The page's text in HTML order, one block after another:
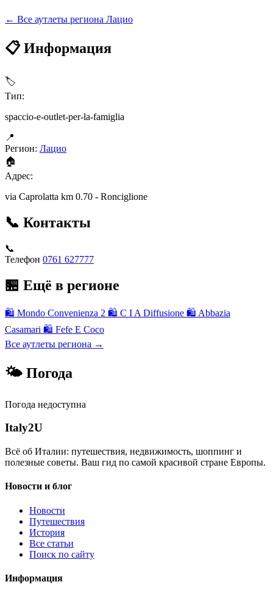
← Все аутлеты региона Лацио
📋 Информация
🏷
Тип:
spaccio-e-outlet-per-la-famiglia
📍
Регион: Лацио
🏠
Адрес:
via Caprolatta km 0.70 - Ronciglione
📞 Контакты
📞
Телефон 0761 627777
🏪 Ещё в регионе
🛍 Mondo Convenienza 2 🛍 C I A Diffusione 🛍 Abbazia
Casamari 🛍 Fefe E Coco
Все аутлеты региона →
🌤 Погода
Погода недоступна
Italy2U
Всё об Италии: путешествия, недвижимость, шоппинг и
полезные советы. Ваш гид по самой красивой стране Европы.
Новости и блог
Новости
Путешествия
История
Все статьи
Поиск по сайту
Информация